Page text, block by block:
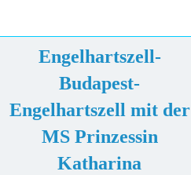
Engelhartszell-
Budapest-
Engelhartszell mit der
MS Prinzessin
Katharina